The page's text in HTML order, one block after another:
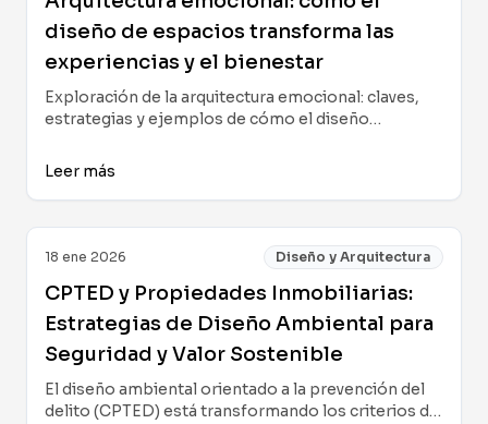
diseño de espacios transforma las
experiencias y el bienestar
Exploración de la arquitectura emocional: claves,
estrategias y ejemplos de cómo el diseño
contribuye activamente al bienestar, impulsando la
Leer más
18 ene 2026 Diseño y Arquitectura
CPTED y Propiedades Inmobiliarias:
Estrategias de Diseño Ambiental para
Seguridad y Valor Sostenible
El diseño ambiental orientado a la prevención del
delito (CPTED) está transformando los criterios de